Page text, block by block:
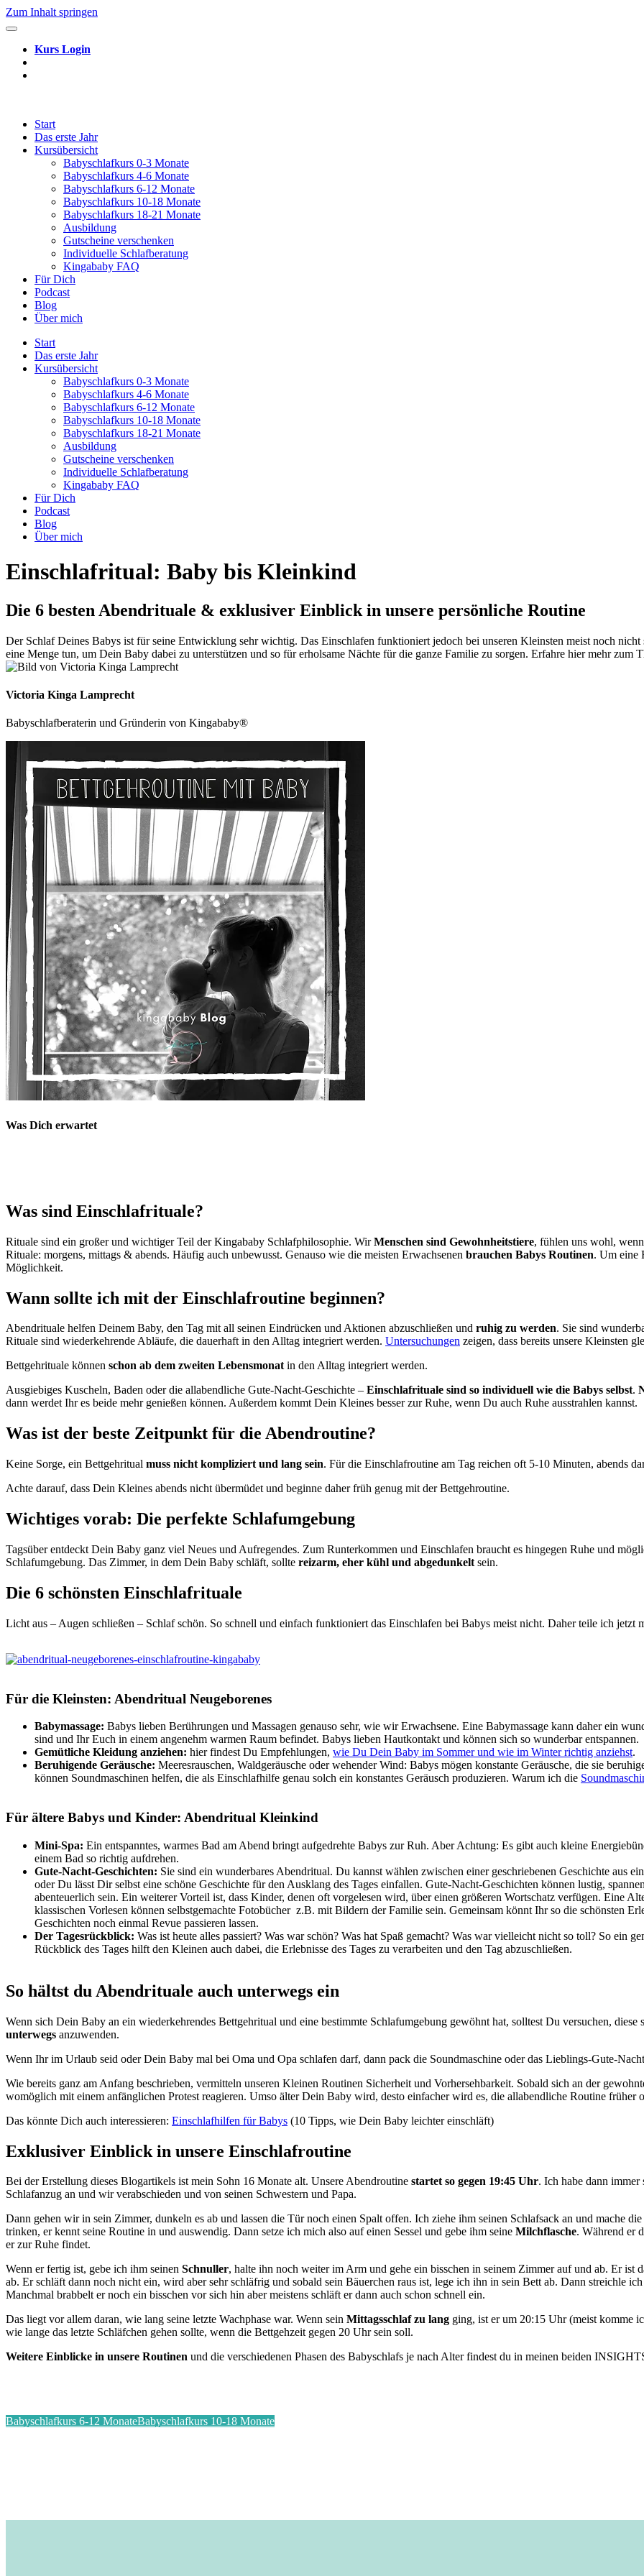
Zum Inhalt springen
Kurs Login
Start
Das erste Jahr
Kursübersicht
Babyschlafkurs 0-3 Monate
Babyschlafkurs 4-6 Monate
Babyschlafkurs 6-12 Monate
Babyschlafkurs 10-18 Monate
Babyschlafkurs 18-21 Monate
Ausbildung
Gutscheine verschenken
Individuelle Schlafberatung
Kingababy FAQ
Für Dich
Podcast
Blog
Über mich
Start
Das erste Jahr
Kursübersicht
Babyschlafkurs 0-3 Monate
Babyschlafkurs 4-6 Monate
Babyschlafkurs 6-12 Monate
Babyschlafkurs 10-18 Monate
Babyschlafkurs 18-21 Monate
Ausbildung
Gutscheine verschenken
Individuelle Schlafberatung
Kingababy FAQ
Für Dich
Podcast
Blog
Über mich
Einschlafritual: Baby bis Kleinkind
Die 6 besten Abendrituale & exklusiver Einblick in unsere persönliche Routine
Der Schlaf Deines Babys ist für seine Entwicklung sehr wichtig. Das Einschlafen funktioniert jedoch bei unseren Kleinsten meist noch
eine Menge tun, um Dein Baby dabei zu unterstützen und so für erholsame Nächte für die ganze Familie zu sorgen. Erfahre hier mehr
Victoria Kinga Lamprecht
Babyschlafberaterin und Gründerin von Kingababy®
Was Dich erwartet
Was sind Einschlafrituale?
Rituale sind ein großer und wichtiger Teil der Kingababy Schlafphilosophie. WirMenschen sind Gewohnheitstiere, fühlen uns wohl,
Rituale: morgens, mittags & abends. Häufig auch unbewusst. Genauso wie die meisten Erwachsenen brauchen Babys Routinen. Um eine
Möglichkeit.
Wann sollte ich mit der Einschlafroutine beginnen?
Abendrituale helfen Deinem Baby, den Tag mit all seinen Eindrücken und Aktionen abzuschließen und ruhig zu werden. Sie sind
Rituale sind wiederkehrende Abläufe, die dauerhaft in den Alltag integriert werden. Untersuchungen zeigen, dass bereits unsere Kleinsten
Bettgehrituale können schon ab dem zweiten Lebensmonatin den Alltag integriert werden.
Ausgiebiges Kuscheln, Baden oder die allabendliche Gute-Nacht-Geschichte – Einschlafrituale sind so individuell wie die Babys selbst.
dann werdet Ihr es beide mehr genießen können. Außerdem kommt Dein Kleines besser zur Ruhe, wenn Du auch Ruhe ausstrahlen kannst.
Was ist der beste Zeitpunkt für die Abendroutine?
Keine Sorge, ein Bettgehritual muss nicht kompliziert und lang sein. Für die Einschlafroutine am Tag reichen oft 5-10 Minuten, abends
Achte darauf, dass Dein Kleines abends nicht übermüdet und beginne daher früh genug mit der Bettgehroutine.
Wichtiges vorab: Die perfekte Schlafumgebung
Tagsüber entdeckt Dein Baby ganz viel Neues und Aufregendes. Zum Runterkommen und Einschlafen braucht es hingegen Ruhe und
Schlafumgebung. Das Zimmer, in dem Dein Baby schläft, sollte reizarm, eher kühl und abgedunkelt sein.
Die 6 schönsten Einschlafrituale
Licht aus – Augen schließen – Schlaf schön. So schnell und einfach funktioniert das Einschlafen bei Babys meist nicht. Daher teile ich jetzt
Für die Kleinsten: Abendritual Neugeborenes
Babymassage: Babys lieben Berührungen und Massagen genauso sehr, wie wir Erwachsene. Eine Babymassage kann daher ein
sind und Ihr Euch in einem angenehm warmen Raum befindet. Babys lieben Hautkontakt und können sich so wunderbar entspannen.
Gemütliche Kleidung anziehen: hier findest Du Empfehlungen, wie Du Dein Baby im Sommer und wie im Winter richtig anziehst.
Beruhigende Geräusche: Meeresrauschen, Waldgeräusche oder wehender Wind: Babys mögen konstante Geräusche, die sie
können Soundmaschinen helfen, die als Einschlafhilfe genau solch ein konstantes Geräusch produzieren. Warum ich die
Für ältere Babys und Kinder: Abendritual Kleinkind
Mini-Spa: Ein entspanntes, warmes Bad am Abend bringt aufgedrehte Babys zur Ruh. Aber Achtung: Es gibt auch kleine
einem Bad so richtig aufdrehen.
Gute-Nacht-Geschichten: Sie sind ein wunderbares Abendritual. Du kannst wählen zwischen einer geschriebenen Geschichte aus
oder Du lässt Dir selbst eine schöne Geschichte für den Ausklang des Tages einfallen. Gute-Nacht-Geschichten können lustig,
abenteuerlich sein. Ein weiterer Vorteil ist, dass Kinder, denen oft vorgelesen wird, über einen größeren Wortschatz verfügen. Eine
klassischen Vorlesen können selbstgemachte Fotobücher z.B. mit Bildern der Familie sein. Gemeinsam könnt Ihr so die schönsten
Geschichten noch einmal Revue passieren lassen.
Der Tagesrückblick: Was ist heute alles passiert? Was war schön? Was hat Spaß gemacht? Was war vielleicht nicht so toll? So ein
Rückblick des Tages hilft den Kleinen auch dabei, die Erlebnisse des Tages zu verarbeiten und den Tag abzuschließen.
So hältst du Abendrituale auch unterwegs ein
Wenn sich Dein Baby an ein wiederkehrendes Bettgehritual und eine bestimmte Schlafumgebung gewöhnt hat, solltest Du versuchen, diese
unterwegs anzuwenden.
Wenn Ihr im Urlaub seid oder Dein Baby mal bei Oma und Opa schlafen darf, dann pack die Soundmaschine oder das Lieblings-Gute-
Wie bereits ganz am Anfang beschrieben, vermitteln unseren Kleinen Routinen Sicherheit und Vorhersehbarkeit. Sobald sich an der
womöglich mit einem anfänglichen Protest reagieren. Umso älter Dein Baby wird, desto einfacher wird es, die allabendliche Routine früher
Das könnte Dich auch interessieren: Einschlafhilfen für Babys (10 Tipps, wie Dein Baby leichter einschläft)
Exklusiver Einblick in unsere Einschlafroutine
Bei der Erstellung dieses Blogartikels ist mein Sohn 16 Monate alt. Unsere Abendroutine startet so gegen 19:45 Uhr. Ich habe dann
Schlafanzug an und wir verabschieden und von seinen Schwestern und Papa.
Dann gehen wir in sein Zimmer, dunkeln es ab und lassen die Tür noch einen Spalt offen. Ich ziehe ihm seinen Schlafsack an und mache die
trinken, er kennt seine Routine in und auswendig. Dann setze ich mich also auf einen Sessel und gebe ihm seine Milchflasche. Während er
er zur Ruhe findet.
Wenn er fertig ist, gebe ich ihm seinen Schnuller, halte ihn noch weiter im Arm und gehe ein bisschen in seinem Zimmer auf und ab. Er ist
ab. Er schläft dann noch nicht ein, wird aber sehr schläfrig und sobald sein Bäuerchen raus ist, lege ich ihn in sein Bett ab. Dann streichle
Manchmal brabbelt er noch ein bisschen vor sich hin aber meistens schläft er dann auch schon schnell ein.
Das liegt vor allem daran, wie lang seine letzte Wachphase war. Wenn sein Mittagsschlaf zu lang ging, ist er um 20:15 Uhr (meist komme
wie lange das letzte Schläfchen gehen sollte, wenn die Bettgehzeit gegen 20 Uhr sein soll.
Weitere Einblicke in unsere Routinen und die verschiedenen Phasen des Babyschlafs je nach Alter findest du in meinen beiden
Babyschlafkurs 6-12 MonateBabyschlafkurs 10-18 Monate